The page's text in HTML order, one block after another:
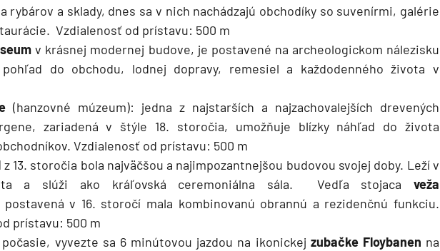
rybárov a sklady, dnes sa v nich nachádzajú obchodíky so suvenírmi, galérie
Vzdialenosť od prístavu: 500 m
v krásnej modernej budove, je postavené na archeologickom nálezisku
do obchodu, lodnej dopravy, remesiel a každodenného života v
(hanzovné múzeum): jedna z najstarších a najzachovalejších drevených
zariadená v štýle 18. storočia, umožňuje blízky náhľad do života
Vzdialenosť od prístavu: 500 m
z 13. storočia bola najväčšou a najimpozantnejšou budovou svojej doby. Leží v
a slúži ako kráľovská ceremoniálna sála. Vedľa stojaca veža
postavená v 16. storočí mala kombinovanú obrannú a rezidenčnú funkciu.
prístavu: 500 m
vyvezte sa 6 minútovou jazdou na ikonickej zubačke Floybanen na